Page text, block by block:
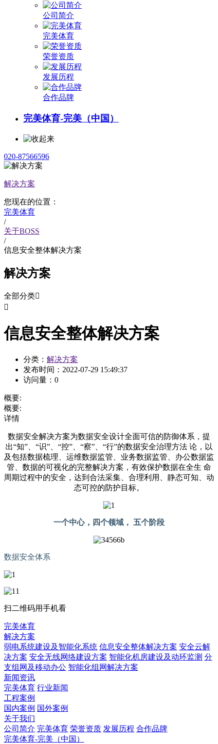
公司简介
完美体育
荣誉资质
发展历程
合作品牌
完美体育-完美（中国）
020-87566596
解决方案
您现在的位置：
完美体育
/
关于BOSS
/
信息安全整体解决方案
解决方案
全部分类

信息安全整体解决方案
分类： 解决方案
发布时间： 2022-07-29 15:49:37
访问量： 0
概要:
概要:
详情
数据安全解决方案为数据安全设计全面可信的防御体系，提
出“知”、“识”、“控”、“察”、“行”的数据安全治理方法 论，以
及包括数据梳理、运维数据监管、业务数据监管、办公数据监
管、数据的可视化的完整解决方案，有效保护数据在全生 命
周期过程中的安全，达到合法采集、合理利用、静态可知、动
态可控的防护目标。
一个中心，四个领域， 五个阶段
数据安全体系
扫二维码用手机看
完美体育
解决方案
弱电系统建设及智能化系统 信息安全整体解决方案 安全云解
决方案 安全无线网络建设方案 智能化机房建设及动环监测 分
支组网及移动办公 智能化组网解决方案
新闻资讯
完美体育 行业新闻
工程案例
国内案例 国外案例
关于我们
公司简介 完美体育 荣誉资质 发展历程 合作品牌
完美体育-完美（中国）